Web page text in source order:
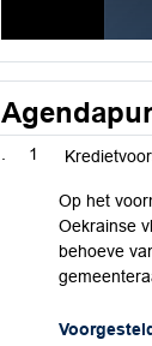
1
Op het
Oekrainse
behoeve